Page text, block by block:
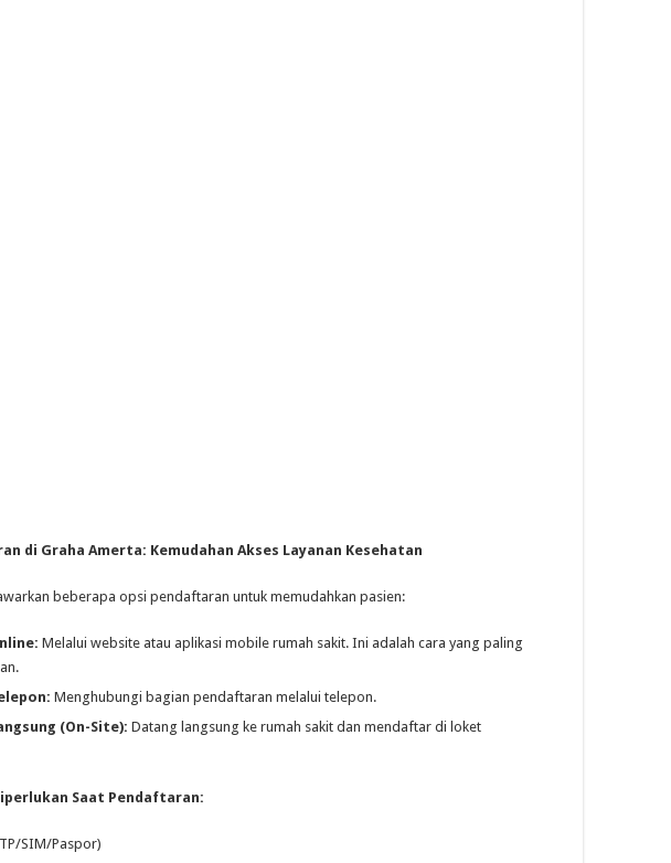
di Graha Amerta: Kemudahan Akses Layanan Kesehatan
beberapa opsi pendaftaran untuk memudahkan pasien:
Melalui website atau aplikasi mobile rumah sakit. Ini adalah cara yang paling
Menghubungi bagian pendaftaran melalui telepon.
(On-Site): Datang langsung ke rumah sakit dan mendaftar di loket
Saat Pendaftaran:
SIM/Paspor)